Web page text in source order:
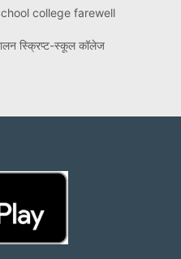
college farewell
स्क्रिप्ट-स्कूल कॉलेज